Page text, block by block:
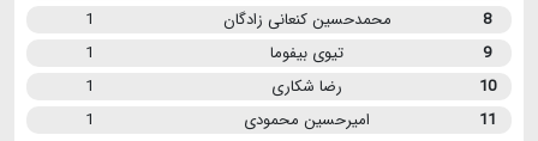
8
محمدحسین کنعانی زادگان
1
9
تیوی بیفوما
1
10
رضا شکاری
1
11
امیرحسین محمودی 1